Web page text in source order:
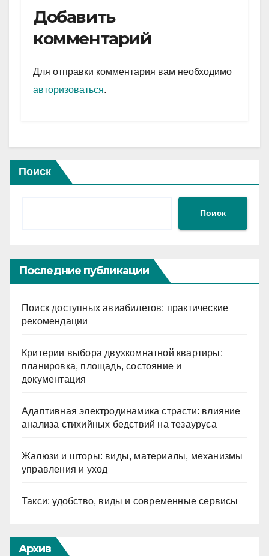
e
gr
a
m
er
s
A
p
и
Добавить
комментарий
Для отправки комментария вам необходимо
авторизоваться.
Поиск
Поиск
Последние публикации
Поиск доступных авиабилетов: практические
рекомендации
Критерии выбора двухкомнатной квартиры:
планировка, площадь, состояние и
документация
Адаптивная электродинамика страсти: влияние
анализа стихийных бедствий на тезауруса
Жалюзи и шторы: виды, материалы, механизмы
управления и уход
Такси: удобство, виды и современные сервисы
Архив